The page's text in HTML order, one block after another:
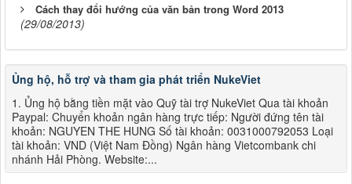
Cách thay đổi hướng của văn bản trong Word 2013
(29/08/2013)
Ủng hộ, hỗ trợ và tham gia phát triển NukeViet
1. Ủng hộ bằng tiền mặt vào Quỹ tài trợ NukeViet Qua tài khoản
Paypal: Chuyển khoản ngân hàng trực tiếp: Người đứng tên tài
khoản: NGUYEN THE HUNG Số tài khoản: 0031000792053 Loại
tài khoản: VND (Việt Nam Đồng) Ngân hàng Vietcombank chi
nhánh Hải Phòng. Website:...